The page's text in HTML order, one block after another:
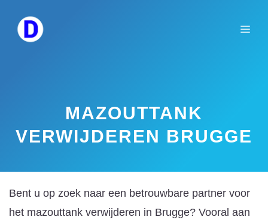
naar
MAZOUTTANK
VERWIJDEREN BRUGGE
Bent u op zoek naar een betrouwbare partner voor
het mazouttank verwijderen in Brugge? Vooral aan